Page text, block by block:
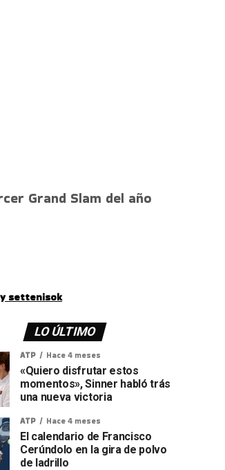
Grand Slam del año
settenisok
LO ÚLTIMO
ATP Hace 4 meses
«Quiero disfrutar estos
momentos», Sinner habló trás
una nueva victoria
ATP Hace 4 meses
El calendario de Francisco
Cerúndolo en la gira de polvo
de ladrillo